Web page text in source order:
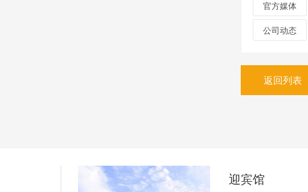
官方媒体
公司动态
返回列表
迎宾馆